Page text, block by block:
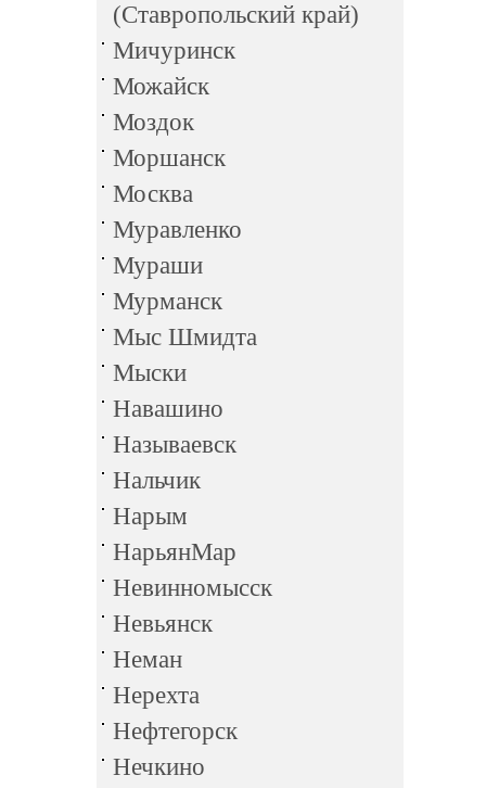
(Ставропольский край)
Мичуринск
Можайск
Моздок
Моршанск
Москва
Муравленко
Мураши
Мурманск
Мыс Шмидта
Мыски
Навашино
Называевск
Нальчик
Нарым
НарьянМар
Невинномысск
Невьянск
Неман
Нерехта
Нефтегорск
Нечкино